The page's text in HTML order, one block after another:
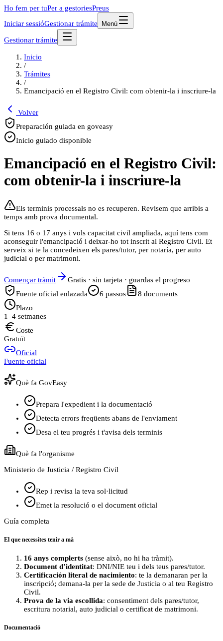
Ho fem per tuPer a gestoriesPreus
Iniciar sessióGestionar trámite Menú
Gestionar trámite
Inicio
/
Trámites
/
Emancipació en el Registro Civil: com obtenir-la i inscriure-la
Volver
Preparación guiada en goveasy
Inicio guiado disponible
Emancipació en el Registro Civil:
com obtenir-la i inscriure-la
Els terminis processals no es recuperen. Revisem que arribis a
temps amb prova documental.
Si tens 16 o 17 anys i vols capacitat civil ampliada, aquí tens com
aconseguir l'emancipació i deixar-ho tot inscrit al Registro Civil. Et
serveix si te la concedeixen els pares/tutor, per notaría, per auto
judicial o per matrimoni.
Començar tràmit
Gratis · sin tarjeta · guardas el progreso
Fuente oficial enlazada
6 passos 8 documents
Plazo
1–4 setmanes
Coste
Gratuït
Oficial
Fuente oficial
Què fa GovEasy
Prepara l'expedient i la documentació
Detecta errors freqüents abans de l'enviament
Desa el teu progrés i t'avisa dels terminis
Què fa l'organisme
Ministerio de Justicia / Registro Civil
Rep i revisa la teva sol·licitud
Emet la resolució o el document oficial
Guía completa
El que necessites tenir a mà
16 anys complerts (sense això, no hi ha tràmit).
Document d’identitat: DNI/NIE teu i dels teus pares/tutor.
Certificación literal de nacimiento: te la demanaran per la
inscripció; demana-la per la sede de Justicia o al teu Registro
Civil.
Prova de la via escollida: consentiment dels pares/tutor,
escritura notarial, auto judicial o certificat de matrimoni.
Documentació